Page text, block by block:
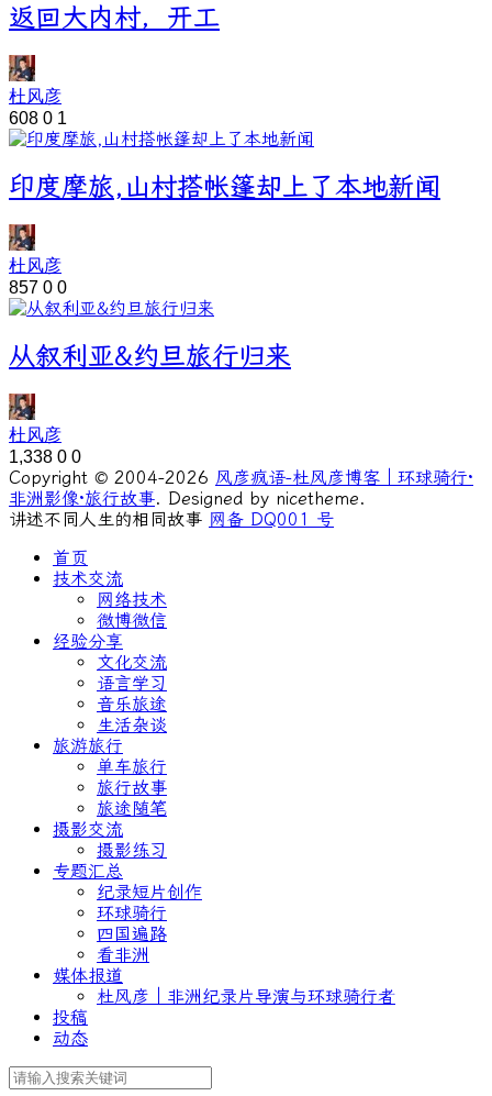
返回大内村，开工
杜风彦
608 0 1
印度摩旅,山村搭帐篷却上了本地新闻
杜风彦
857 0 0
从叙利亚&约旦旅行归来
杜风彦
1,338 0 0
Copyright © 2004-2026 风彦疯语-杜风彦博客｜环球骑行·
非洲影像·旅行故事. Designed by nicetheme.
讲述不同人生的相同故事 网备 DQ001 号
首页
技术交流
网络技术
微博微信
经验分享
文化交流
语言学习
音乐旅途
生活杂谈
旅游旅行
单车旅行
旅行故事
旅途随笔
摄影交流
摄影练习
专题汇总
纪录短片创作
环球骑行
四国遍路
看非洲
媒体报道
杜风彦｜非洲纪录片导演与环球骑行者
投稿
动态